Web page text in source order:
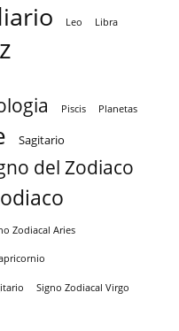
Leo Libra
Piscis Planetas
Sagitario
del Zodiaco
Zodiacal Aries
Signo Zodiacal Virgo